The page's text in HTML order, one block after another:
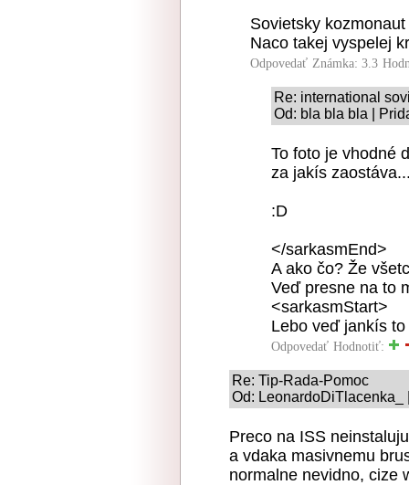
Sovietsky
Naco takej vyspelej
Odpovedať Známka: 3.3
Re: international
Od: bla bla bla |
To foto je vhodné
za jakís
:D
</sarkasmEnd>
A ako čo? Že
Veď presne na to
<sarkasmStart>
Lebo veď jankís
Odpovedať Hodnotiť:
Re: Tip-Rada-Pomoc
Od: LeonardoDiTlacenka_
Preco na ISS
a vdaka masivnemu
normalne nevidno, cize